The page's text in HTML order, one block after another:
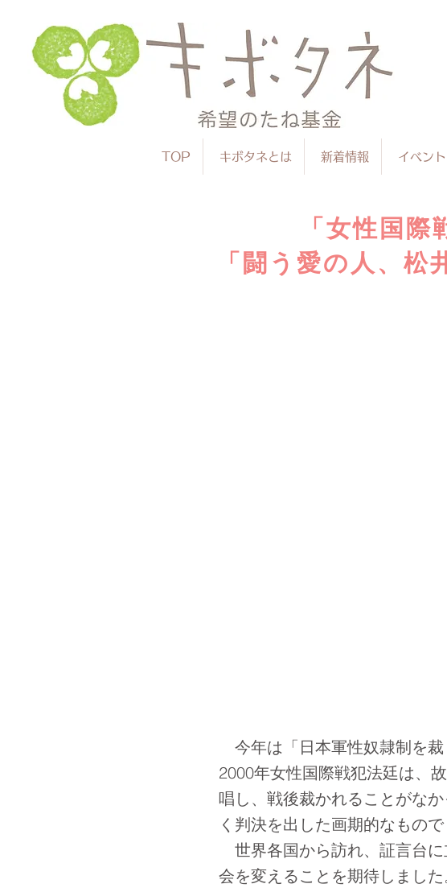
TOP キボタネとは 新着情報 イベン
「女性国
「闘う愛の人、
今年は「日本軍性奴隷制を裁
2000年女性国際戦犯法廷は、
唱し、戦後裁かれることがな
く判決を出した画期的なもので
世界各国から訪れ、証言台
会を変えることを期待しまし